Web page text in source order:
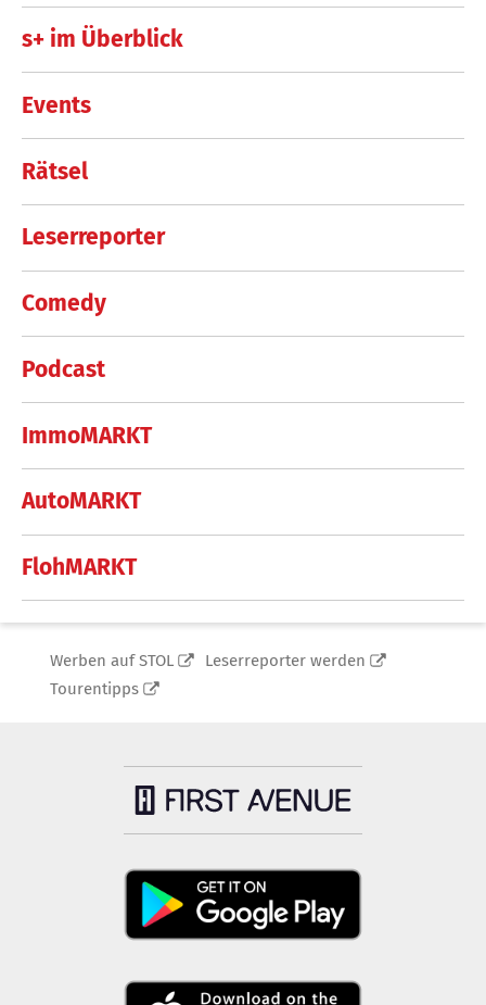
s+ im Überblick
Events
Rätsel
Leserreporter
Comedy
Podcast
ImmoMARKT
AutoMARKT
FlohMARKT
Werben auf STOL
Leserreporter werden
Tourentipps